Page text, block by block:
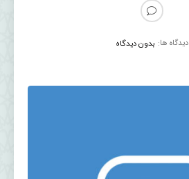
دیدگاه ها: بدون دیدگاه